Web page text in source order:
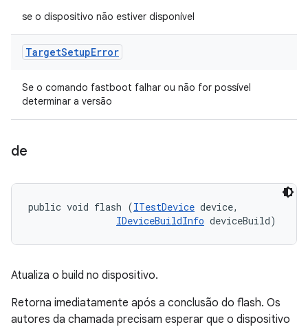
se o dispositivo não estiver disponível
TargetSetupError
Se o comando fastboot falhar ou não for possível
determinar a versão
de
public void flash (ITestDevice device,
IDeviceBuildInfo deviceBuild)
Atualiza o build no dispositivo.
Retorna imediatamente após a conclusão do flash. Os
autores da chamada precisam esperar que o dispositivo